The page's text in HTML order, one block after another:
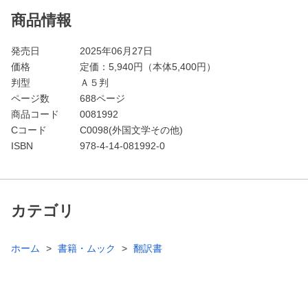
商品情報
発売日
2025年06月27日
価格
定価： 5,940円（本体5,400円）
判型
Ａ５判
ページ数
688ページ
商品コード
0081992
Cコード
C0098(外国文学その他)
ISBN
978-4-14-081992-0
カテゴリ
ホーム 書籍・ムック 翻訳書